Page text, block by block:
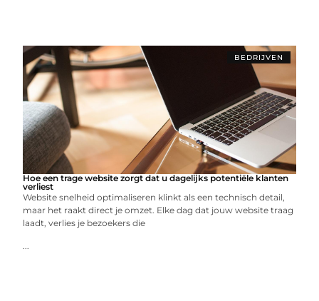
BEDRIJVEN
Hoe een trage website zorgt dat u dagelijks potentiële klanten
verliest
Website snelheid optimaliseren klinkt als een technisch detail,
maar het raakt direct je omzet. Elke dag dat jouw website traag
laadt, verlies je bezoekers die
...